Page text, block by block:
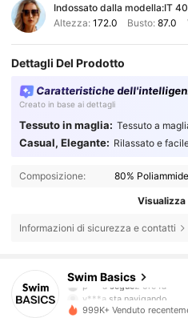
Indossato dalla modella:IT
Altezza: 172.0 Busto:87.0
Dettagli Del Prodotto
Caratteristiche
Creato in base ai dettagli
Tessuto in maglia: Tessuto a
Casual, Elegante: Rilassato e
Composizione: 80%
Visualizza
Informazioni di sicurezza e contatti
Swim Basics
p***asegue2 ore fa
v***a
sta navigando
4.86
136K Follower
999K+ Venduto